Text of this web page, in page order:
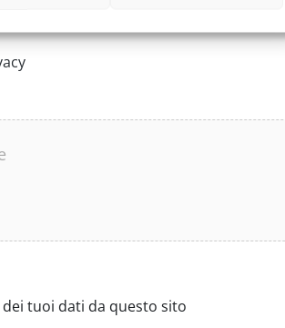
tuoi dati da questo sito